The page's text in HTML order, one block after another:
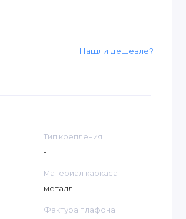
Нашли дешевле?
Тип крепления
-
Материал каркаса
металл
Фактура плафона